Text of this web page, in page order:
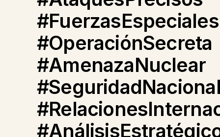
#FuerzasEspeciales
#OperaciónSecreta
#AmenazaNuclear